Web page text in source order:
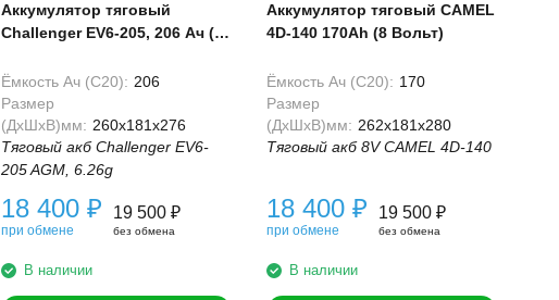
Аккумулятор тяговый
Challenger EV6-205, 206 Ач (6
Ёмкость Ач (С20): 206
Размер
(ДхШхВ)мм: 260x181x276
Тяговый акб Challenger EV6-
205 AGM, 6.26g
18 400 ₽
при обмене
19 500 ₽
без обмена
В наличии
Аккумулятор тяговый CAMEL
4D-140 170Ah (8 Вольт)
Ёмкость Ач (С20): 170
Размер
(ДхШхВ)мм: 262x181x280
Тяговый акб 8V CAMEL 4D-140
18 400 ₽
при обмене
19 500 ₽
без обмена
В наличии